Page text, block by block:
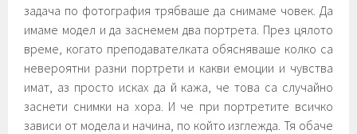
задача по фотография трябваше да снимаме човек. Да
имаме модел и да заснемем два портрета. През цялото
време, когато преподавателката обясняваше колко са
невероятни разни портрети и какви емоции и чувства
имат, аз просто исках да й кажа, че това са случайно
заснети снимки на хора. И че при портретите всичко
зависи от модела и начина, по който изглежда. Тя обаче